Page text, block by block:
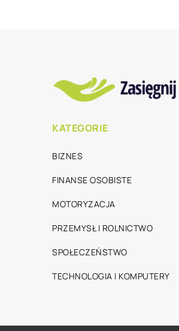
KATEGORIE
BIZNES
FINANSE OSOBISTE
MOTORYZACJA
PRZEMYSŁ I ROLNICTWO
SPOŁECZEŃSTWO
TECHNOLOGIA I KOMPUTERY